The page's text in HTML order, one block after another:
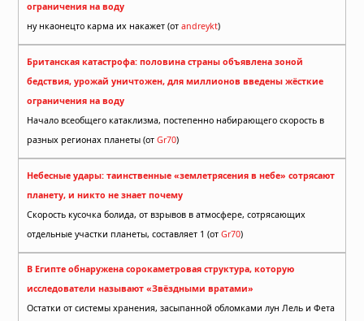
ограничения на воду
ну нкаонецто карма их накажет (от andreykt)
Британская катастрофа: половина страны объявлена зоной
бедствия, урожай уничтожен, для миллионов введены жёсткие
ограничения на воду
Начало всеобщего катаклизма, постепенно набирающего скорость в
разных регионах планеты (от Gr70)
Небесные удары: таинственные «землетрясения в небе» сотрясают
планету, и никто не знает почему
Скорость кусочка болида, от взрывов в атмосфере, сотрясающих
отдельные участки планеты, составляет 1 (от Gr70)
В Египте обнаружена сорокаметровая структура, которую
исследователи называют «Звёздными вратами»
Остатки от системы хранения, засыпанной обломками лун Лель и Фета